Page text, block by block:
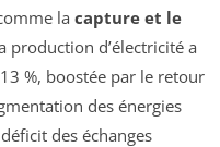
la capture et le
production d’électricité a
%, boostée par le retour
des énergies
des échanges